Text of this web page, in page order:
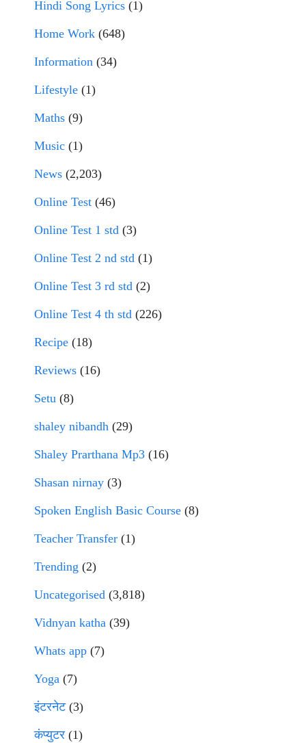
Hindi Song Lyrics (1)
Home Work (648)
Information (34)
Lifestyle (1)
Maths (9)
Music (1)
News (2,203)
Online Test (46)
Online Test 1 std (3)
Online Test 2 nd std (1)
Online Test 3 rd std (2)
Online Test 4 th std (226)
Recipe (18)
Reviews (16)
Setu (8)
shaley nibandh (29)
Shaley Prarthana Mp3 (16)
Shasan nirnay (3)
Spoken English Basic Course (8)
Teacher Transfer (1)
Trending (2)
Uncategorised (3,818)
Vidnyan katha (39)
Whats app (7)
Yoga (7)
इंटरनेट(3)
कंप्युटर (1)